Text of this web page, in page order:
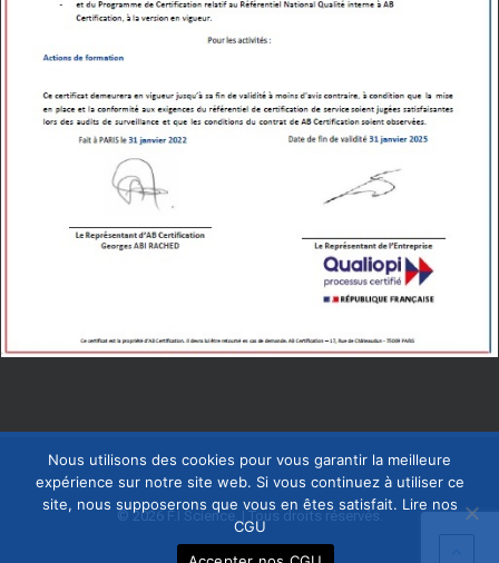
© 2026 F.I Science. | Tous droits réservés.
Nous utilisons des cookies pour vous garantir la meilleure
expérience sur notre site web. Si vous continuez à utiliser ce
site, nous supposerons que vous en êtes satisfait. Lire nos
CGU